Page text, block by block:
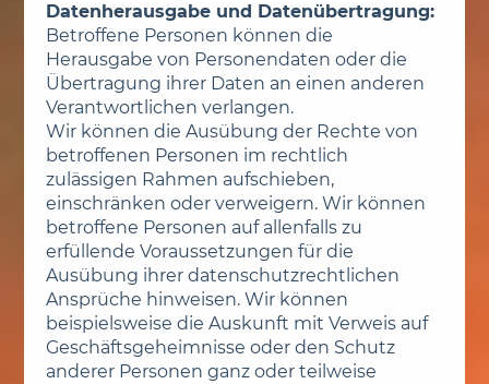
Datenherausgabe und Datenübertragung:
Betroffene Personen können die
Herausgabe von Personendaten oder die
Übertragung ihrer Daten an einen anderen
Verantwortlichen verlangen.
Wir können die Ausübung der Rechte von
betroffenen Personen im rechtlich
zulässigen Rahmen aufschieben,
einschränken oder verweigern. Wir können
betroffene Personen auf allenfalls zu
erfüllende Voraussetzungen für die
Ausübung ihrer datenschutzrechtlichen
Ansprüche hinweisen. Wir können
beispielsweise die Auskunft mit Verweis auf
Geschäftsgeheimnisse oder den Schutz
anderer Personen ganz oder teilweise